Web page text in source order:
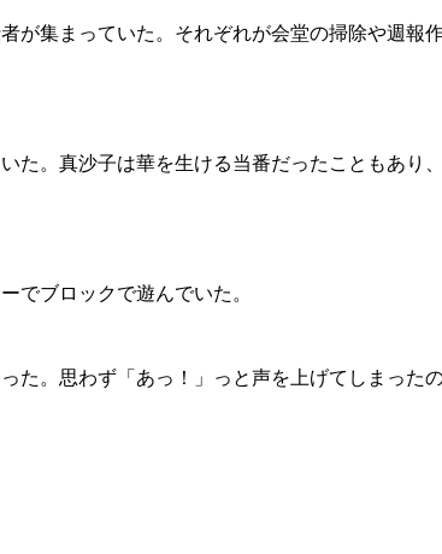
が集まっていた。それぞれが会堂の掃除や週報
た。真沙子は華を生ける当番だったこともあり
でブロックで遊んでいた。
た。思わず「あっ！」っと声を上げてしまった